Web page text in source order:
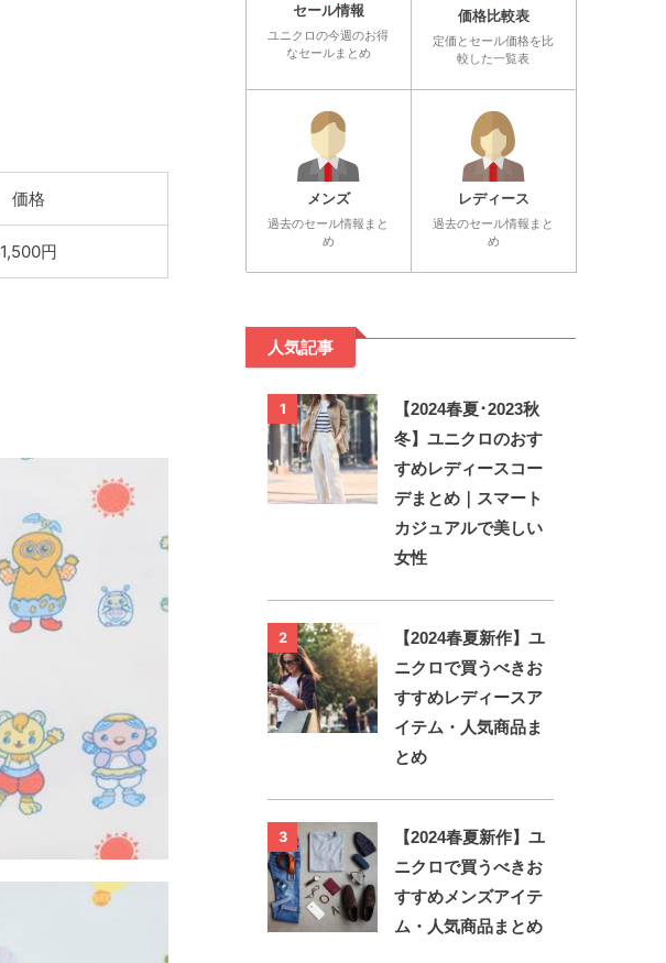
価格
1,500円
セール情報
ユニクロの今週のお得
なセールまとめ
価格比較表
定価とセール価格を比
較した一覧表
メンズ
過去のセール情報まと
め
レディース
過去のセール情報まと
め
人気記事
1
【2024春夏･2023秋
冬】ユニクロのおす
すめレディースコー
デまとめ｜スマート
カジュアルで美しい
女性
2
【2024春夏新作】ユ
ニクロで買うべきお
すすめレディースア
イテム・人気商品ま
とめ
3
【2024春夏新作】ユ
ニクロで買うべきお
すすめメンズアイテ
ム・人気商品まとめ